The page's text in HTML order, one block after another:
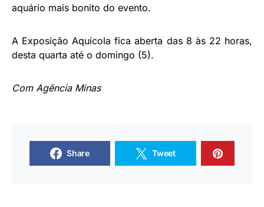
aquário mais bonito do evento.
A Exposição Aquícola fica aberta das 8 às 22 horas,
desta quarta até o domingo (5).
Com Agência Minas
Share Tweet